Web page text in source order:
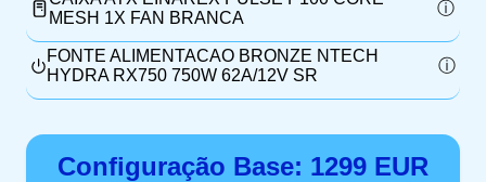
MESH 1X FAN BRANCA
FONTE ALIMENTACAO BRONZE NTECH
HYDRA RX750 750W 62A/12V SR
Configuração Base: 1299 EUR